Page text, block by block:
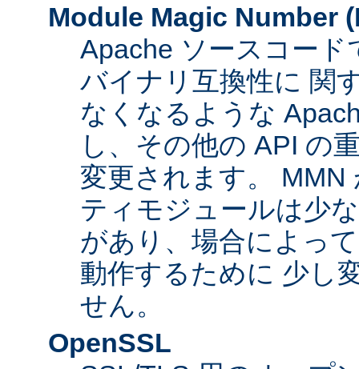
Module Magic Number (
Apache ソースコー
バイナリ互換性に 関
なくなるような
し、その他の API の
変更されます。
ティモジュールは少
があり、場合によっ
動作するために 少し
せん。
OpenSSL